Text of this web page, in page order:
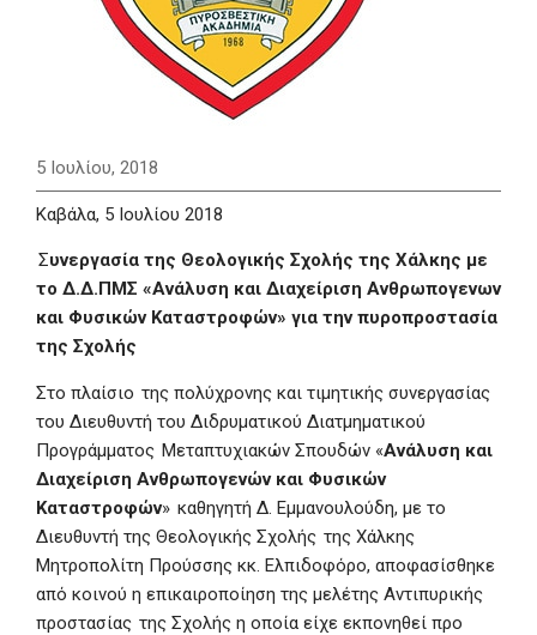
5 Ιουλίου, 2018
Καβάλα, 5 Ιουλίου 2018
Συνεργασία της Θεολογικής Σχολής της Χάλκης με
το Δ.Δ.ΠΜΣ «Ανάλυση και Διαχείριση Ανθρωπογενων
και Φυσικών Καταστροφών» για την πυροπροστασία
της Σχολής
Στο πλαίσιο της πολύχρονης και τιμητικής συνεργασίας
του Διευθυντή του Διδρυματικού Διατμηματικού
Προγράμματος Μεταπτυχιακών Σπουδών «Ανάλυση και
Διαχείριση Ανθρωπογενών και Φυσικών
Καταστροφών» καθηγητή Δ. Εμμανουλούδη, με το
Διευθυντή της Θεολογικής Σχολής της Χάλκης
Μητροπολίτη Προύσσης κκ. Ελπιδοφόρο, αποφασίσθηκε
από κοινού η επικαιροποίηση της μελέτης Αντιπυρικής
προστασίας της Σχολής η οποία είχε εκπονηθεί προ